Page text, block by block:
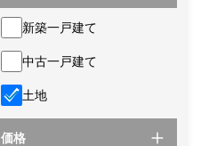
新築一戸建て
中古一戸建て
土地
価格